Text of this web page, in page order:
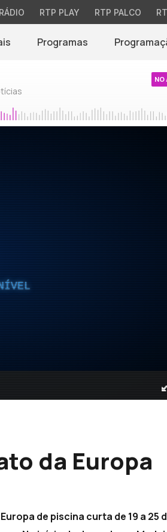
RÁDIO RTP PLAY RTP PALCO
Programas
NO
da Europa
de piscina curta de 19 a 25